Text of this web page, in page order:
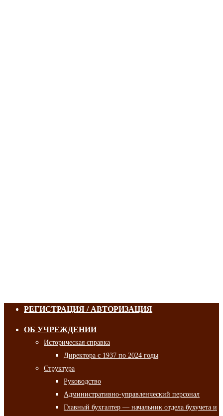
РЕГИСТРАЦИЯ / АВТОРИЗАЦИЯ
ОБ УЧРЕЖДЕНИИ
Историческая справка
Директора с 1937 по 2024 годы
Структура
Руководство
Административно-управленческий персонал
Главный бухгалтер — начальник отдела бухучета и